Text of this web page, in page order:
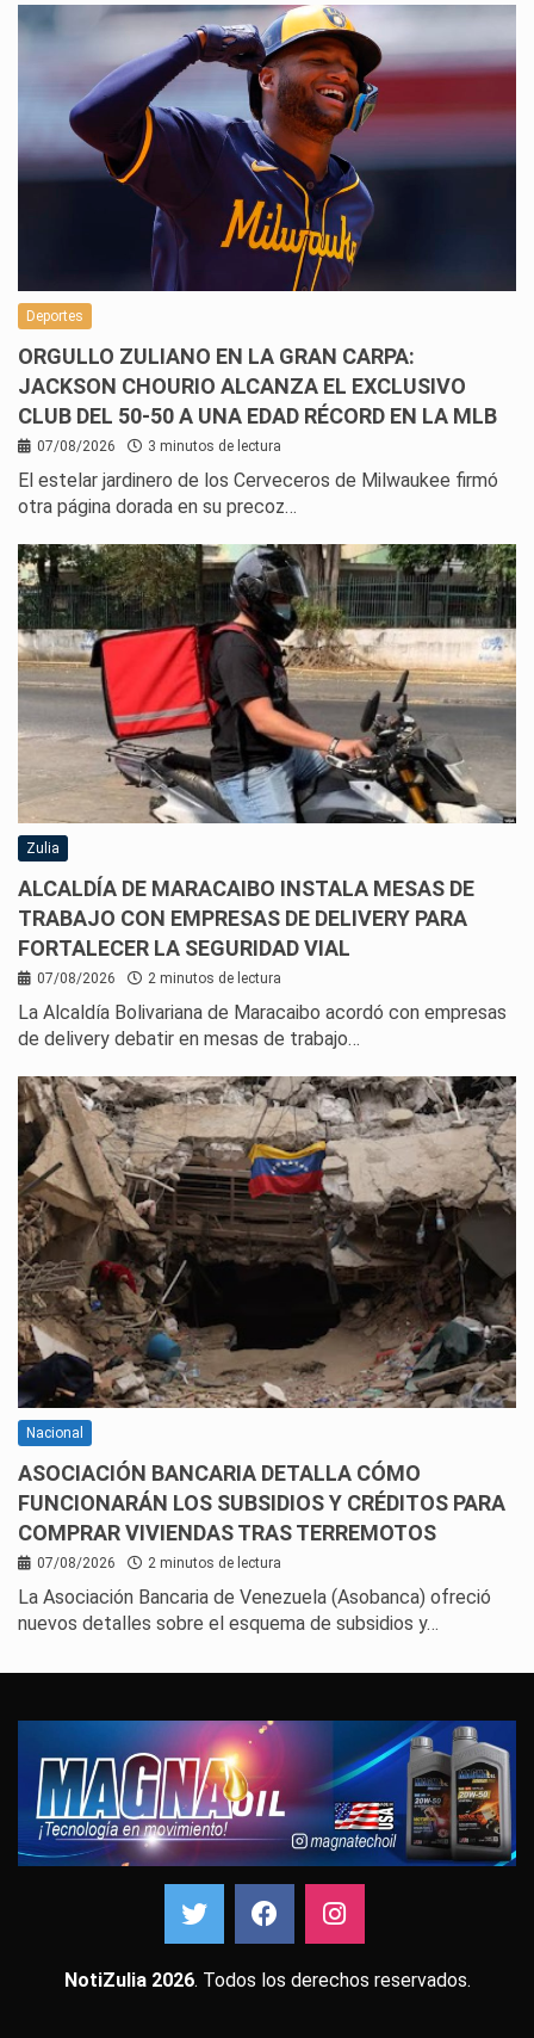
Deportes
ORGULLO ZULIANO EN LA GRAN CARPA:
JACKSON CHOURIO ALCANZA EL EXCLUSIVO
CLUB DEL 50-50 A UNA EDAD RÉCORD EN LA MLB
07/08/2026 3 minutos de lectura
El estelar jardinero de los Cerveceros de Milwaukee firmó
otra página dorada en su precoz…
Zulia
ALCALDÍA DE MARACAIBO INSTALA MESAS DE
TRABAJO CON EMPRESAS DE DELIVERY PARA
FORTALECER LA SEGURIDAD VIAL
07/08/2026 2 minutos de lectura
La Alcaldía Bolivariana de Maracaibo acordó con empresas
de delivery debatir en mesas de trabajo…
Nacional
ASOCIACIÓN BANCARIA DETALLA CÓMO
FUNCIONARÁN LOS SUBSIDIOS Y CRÉDITOS PARA
COMPRAR VIVIENDAS TRAS TERREMOTOS
07/08/2026 2 minutos de lectura
La Asociación Bancaria de Venezuela (Asobanca) ofreció
nuevos detalles sobre el esquema de subsidios y…
NotiZulia 2026. Todos los derechos reservados.